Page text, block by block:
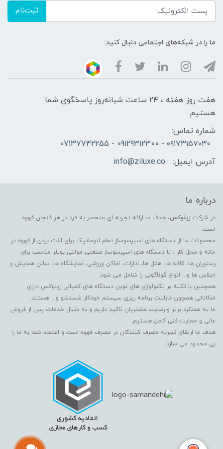
ثبت‌نام
ما را در شبکه‌های اجتماعی دنبال کنید:
هفت روز هفته ، ۲۴ ساعت شبانه‌روز پاسخگوی شما
هستیم
شماره تماس:
۰۹۱۷۳۱۵۷۰۳۰ - 09129312300 - 07137742255
آدرس ایمیل:
info@ziluxe.co
درباره ما
در شرکت زیلوکس، هدف ما ارائه تجربه ای منحصر به فرد در هر فنجان قهوه
است.
محصولات ما از دستگاه های اسپرسوساز تمام اتوماتیک برای لذت بردن از قهوه در
خانه و محل کار ، تا دستگاه های اسپرسوساز صنعتی مولتی بویلر مناسب برای
رستوران ها، کافه ها، هتل ها، ادارات، اماکن ورزشی، نمایشگاه ها، سالن همایش و
اجلاس ها و... انواع گوناگونی را شامل می شود.
همچنین با تکیه بر تکنولوژی های نوین دستگاه های کمپانی زیلوکس دارای
امکاناتی همچون قابلیت برنامه ریزی سیستم خودکار شستشو و... هستند.
ما به عملکرد برتر و رضایت مشتریان تاکید داریم و به دنبال خدمات پس از فروش
عالی و حمایت فنی کامل هستیم.
هدف ما ارتقای تجربه مصرف کنندگان در مصرف قهوه است و اعتماد شما به ما را
بی محدود می سازد.